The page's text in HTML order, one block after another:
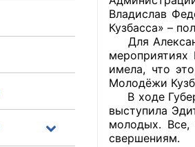
Общественные
Общественные
исполнительной
Общественные
оказания услуг
О Палате
Владислав
Кузбасса» –
Для
имела, что
Молодёжи
В ходе
выступила
молодых.
свершениям.